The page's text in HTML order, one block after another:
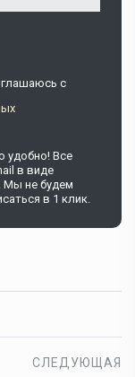
c
удобно! Все
в виде
Мы не будем
в 1 клик.
СЛЕДУЮЩАЯ